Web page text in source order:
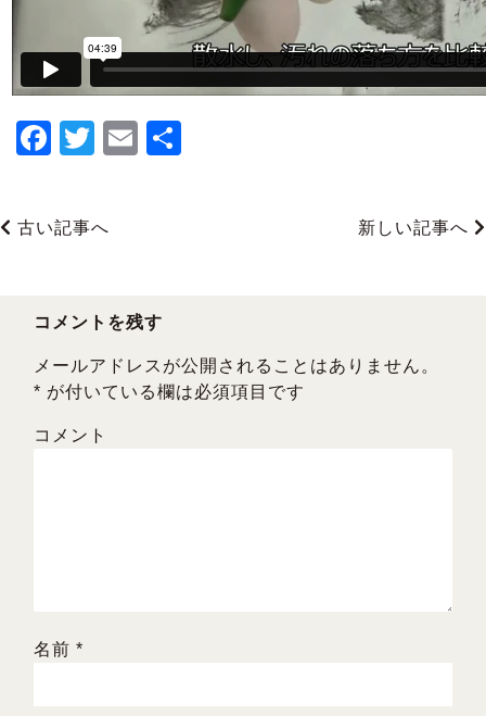
F
e
o
k
T
er
E
古い記事へ 新しい記事へ
コメントを残す
メールアドレスが公開されることはありません。
* が付いている欄は必須項目です
コメント
名前*